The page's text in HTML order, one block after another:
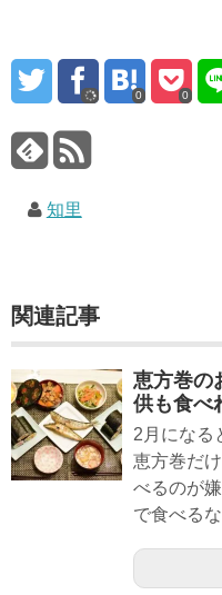
0 0
知里
関連記事
恵方巻
供も食べ
2月になる
恵方巻だ
べるのが
で食べる